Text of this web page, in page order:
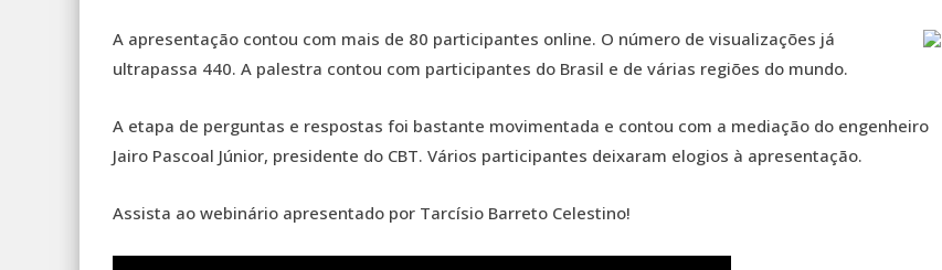
A apresentação contou com mais de 80 participantes online. O número de visualizações já
ultrapassa 440. A palestra contou com participantes do Brasil e de várias regiões do mundo.
A etapa de perguntas e respostas foi bastante movimentada e contou com a mediação do engenheiro
Jairo Pascoal Júnior, presidente do CBT. Vários participantes deixaram elogios à apresentação.
Assista ao webinário apresentado por Tarcísio Barreto Celestino!